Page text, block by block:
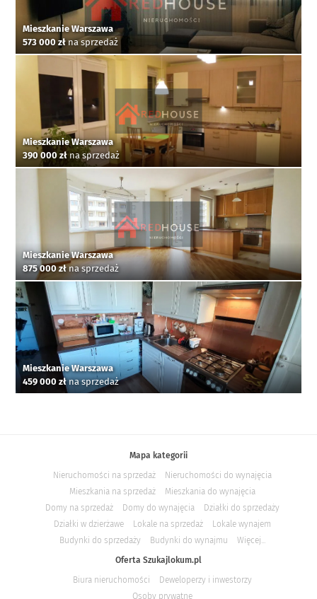
Mieszkanie Warszawa
573 000 złna sprzedaż
Mieszkanie Warszawa
390 000 złna sprzedaż
Mieszkanie Warszawa
875 000 złna sprzedaż
Mieszkanie Warszawa
459 000 złna sprzedaż
Mapa kategorii
Nieruchomości na sprzedaż
Nieruchomości do wynajęcia
Mieszkania na sprzedaż
Mieszkania do wynajęcia
Domy na sprzedaż
Domy do wynajęcia
Działki do sprzedaży
Działki w dzierżawe
Lokale na sprzedaż
Lokale wynajem
Budynki do sprzedaży
Budynki do wynajmu
Więcej...
Oferta Szukajlokum.pl
Biura nieruchomości
Deweloperzy i inwestorzy
Osoby prywatne